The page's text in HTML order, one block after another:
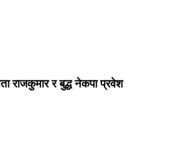
राजकुमार र बुद्ध नेकपा प्रवेश